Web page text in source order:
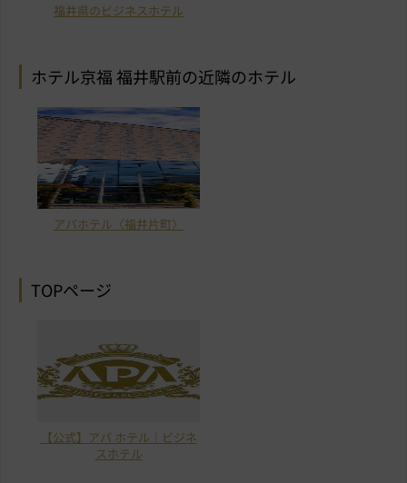
福井県のビジネスホテル
ホテル京福 福井駅前の近隣のホテル
アパホテル〈福井片町〉
TOPページ
【公式】アパ ホテル｜ビジネ
スホテル